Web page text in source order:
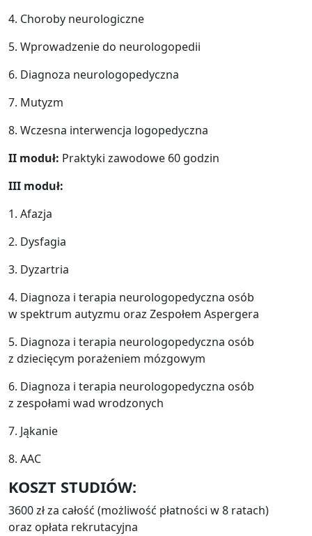
4. Choroby neurologiczne
5. Wprowadzenie do neurologopedii
6. Diagnoza neurologopedyczna
7. Mutyzm
8. Wczesna interwencja logopedyczna
II moduł: Praktyki zawodowe 60 godzin
III moduł:
1. Afazja
2. Dysfagia
3. Dyzartria
4. Diagnoza i terapia neurologopedyczna osób
w spektrum autyzmu oraz Zespołem Aspergera
5. Diagnoza i terapia neurologopedyczna osób
z dziecięcym porażeniem mózgowym
6. Diagnoza i terapia neurologopedyczna osób
z zespołami wad wrodzonych
7. Jąkanie
8. AAC
KOSZT STUDIÓW:
3600 zł za całość (możliwość płatności w 8 ratach)
oraz opłata rekrutacyjna